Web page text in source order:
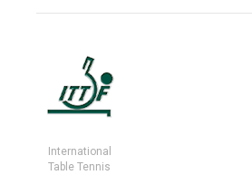
International
Table Tennis